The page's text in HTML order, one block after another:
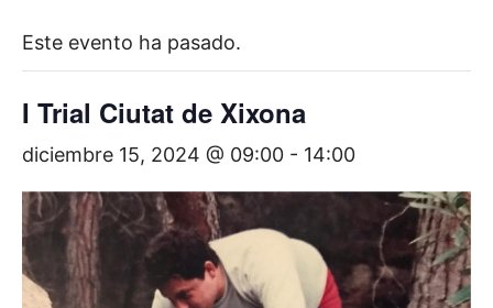
Este evento ha pasado.
I Trial Ciutat de Xixona
diciembre 15, 2024 @ 09:00 - 14:00